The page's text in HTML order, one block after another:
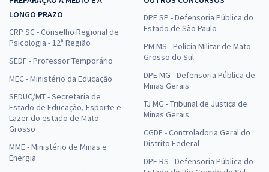
LONGO PRAZO
CRP SC - Conselho Regional de
Psicologia - 12ª Região
SEDF - Professor Temporário
MEC - Ministério da Educação
SEDUC/MT - Secretaria de
Estado de Educação, Esporte e
Lazer do estado de Mato
Grosso
MME - Ministério de Minas e
Energia
DPE SP - Defensoria Pública do
Estado de São Paulo
PM MS - Polícia Militar de Mato
Grosso do Sul
DPE MG - Defensoria Pública de
Minas Gerais
TJ MG - Tribunal de Justiça de
Minas Gerais
CGDF - Controladoria Geral do
Distrito Federal
DPE RS - Defensoria Pública do